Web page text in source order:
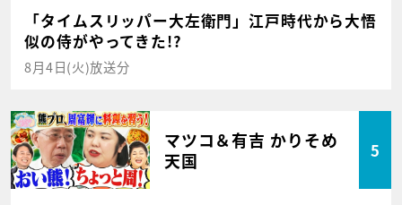
「タイムスリッパー大左衛門」江戸時代から大悟
似の侍がやってきた!?
8月4日(火)放送分
マツコ＆有吉 かりそめ
天国
5